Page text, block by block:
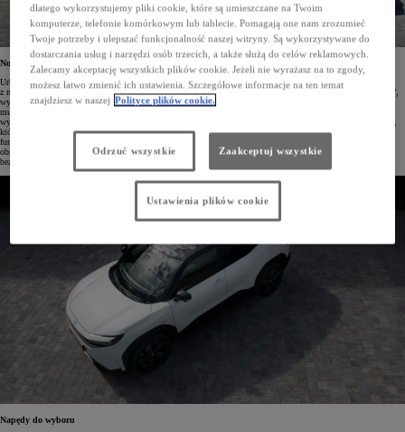
Nowy SUV o dużej wszechstronności
Urban Cruiser to SUV, który jest zarazem kompaktowy i przestronny, a jego wnętrze zostało zaprojektowane
z myślą o komfortowej podróży. Dynamiczna stylistyka modelu, utrzymana w duchu koncepcji „Urban Tech”,
wyróżnia się smukłymi reflektorami LED, charakterystycznymi światłami bi-LED w kształcie litery „U”,
muskularnymi nadkolami oraz szeroką tylną listwą LED, podkreślając miejskie aspiracje pojazdu. Pomimo
wydłużonego rozstawu osi wynoszącego 2700 mm, Urban Cruiser zachowuje promień skrętu zaledwie 5,2 m,
który ułatwia manewrowanie w zatłoczonych ulicach. Przesuwana i dzielona tylna kanapa zwiększa
funkcjonalność przestrzeni bagażowej (od 244 do 566 l), a solidna podłoga i nisko umieszczony akumulator
obniżają środek ciężkości, zapewniając lepszą stabilność, pewność prowadzenia oraz wyższy poziom
bezpieczeństwa pasażerów.
Napędy do wyboru
dlatego wykorzystujemy pliki cookie, które są umieszczane na Twoim
komputerze, telefonie komórkowym lub tablecie. Pomagają one nam zrozumieć
Twoje potrzeby i ulepszać funkcjonalność naszej witryny. Są wykorzystywane do
dostarczania usług i narzędzi osób trzecich, a także służą do celów reklamowych.
Zalecamy akceptację wszystkich plików cookie. Jeżeli nie wyrażasz na to zgody,
możesz łatwo zmienić ich ustawienia. Szczegółowe informacje na ten temat
znajdziesz w naszej Polityce plików cookie.
Odrzuć wszystkie Zaakceptuj wszystkie
Ustawienia plików cookie